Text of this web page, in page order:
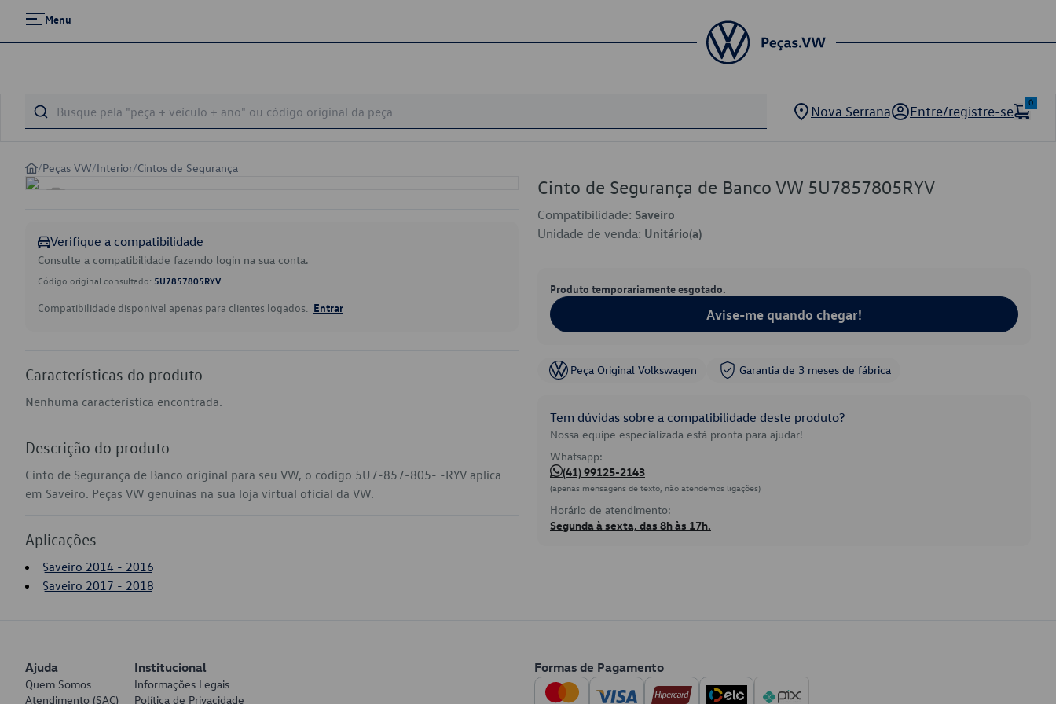
Menu
Nova Serrana Entre/registre-se
0
/Peças VW/Interior/Cintos de Segurança
Verifique a compatibilidade
Consulte a compatibilidade fazendo login na sua conta.
Código original consultado: 5U7857805RYV
Compatibilidade disponível apenas para clientes logados. Entrar
Características do produto
Nenhuma característica encontrada.
Descrição do produto
Cinto de Segurança de Banco original para seu VW, o código 5U7-857-805- -RYV aplica
em Saveiro. Peças VW genuínas na sua loja virtual oficial da VW.
Aplicações
Saveiro 2014 - 2016
Saveiro 2017 - 2018
Cinto de Segurança de Banco VW 5U7857805RYV
Compatibilidade: Saveiro
Unidade de venda: Unitário(a)
Produto temporariamente esgotado.
Avise-me quando chegar!
Peça Original Volkswagen Garantia de 3 meses de fábrica
Tem dúvidas sobre a compatibilidade deste produto?
Nossa equipe especializada está pronta para ajudar!
Whatsapp:
(41) 99125-2143
(apenas mensagens de texto, não atendemos ligações)
Horário de atendimento:
Segunda à sexta, das 8h às 17h.
Ajuda
Quem Somos
Atendimento (SAC)
Institucional
Informações Legais
Política de Privacidade
Formas de Pagamento